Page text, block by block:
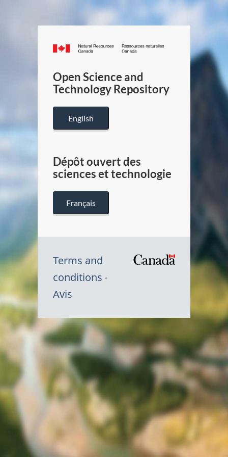
Canada.ca
/
Canada
Open Science and
Technology Repository
English
Dépôt ouvert des
sciences et technologie
Français
Terms and
conditions
Avis
Canada